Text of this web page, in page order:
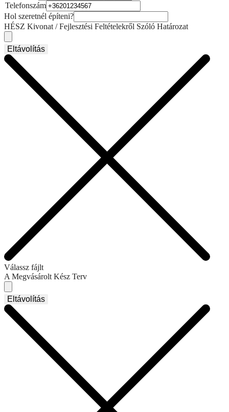
Telefonszám
Hol szeretnél építeni?
HÉSZ Kivonat / Fejlesztési Feltételekről Szóló Határozat
Eltávolítás
Válassz fájlt
A Megvásárolt Kész Terv
Eltávolítás